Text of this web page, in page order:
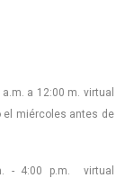
a 12:00 m. virtual
el miércoles antes de
- 4:00 p.m. virtual